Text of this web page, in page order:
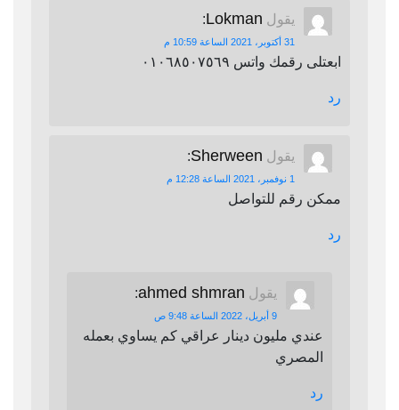
يقول Lokman
:
31 أكتوبر، 2021 الساعة 10:59 م
ابعتلى رقمك واتس ٠١٠٦٨٥٠٧٥٦٩
رد
يقول Sherween
:
1 نوفمبر، 2021 الساعة 12:28 م
ممكن رقم للتواصل
رد
يقول ahmed shmran
:
9 أبريل، 2022 الساعة 9:48 ص
عندي مليون دينار عراقي كم يساوي بعمله
المصري
رد